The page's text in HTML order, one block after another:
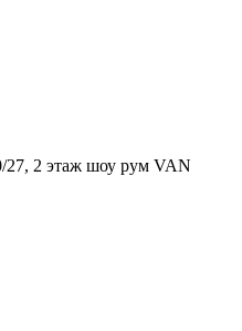
27, 2 этаж шоу рум VAN